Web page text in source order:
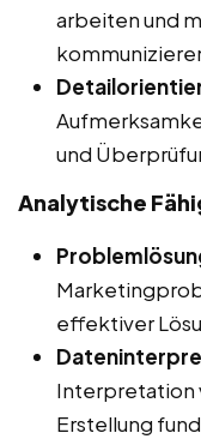
arbeiten und
und
Analytische
effektiver
Interpretation
Erstellung